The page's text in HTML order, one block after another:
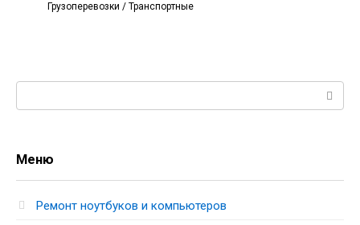
Грузоперевозки / Транспортные
Поиск:
Меню
Ремонт ноутбуков и компьютеров